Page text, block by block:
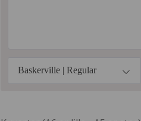
Baskerville | Regular